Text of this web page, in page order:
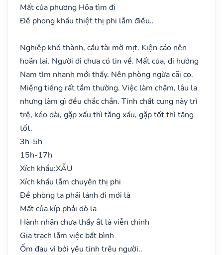
Mất của phương Hỏa tìm đi
Đề phong khẩu thiệt thị phi lắm điều..
Nghiệp khó thành, cầu tài mờ mịt. Kiện cáo nên
hoãn lại. Người đi chưa có tin về. Mất của, đi hướng
Nam tìm nhanh mới thấy. Nên phòng ngừa cãi cọ.
Miệng tiếng rất tầm thường. Việc làm chậm, lâu la
nhưng làm gì đều chắc chắn. Tính chất cung này trì
trệ, kéo dài, gặp xấu thì tăng xấu, gặp tốt thì tăng
tốt.
3h-5h
15h-17h
Xích khẩu:XẤU
Xích khẩu lắm chuyên thị phi
Đề phòng ta phải lánh đi mới là
Mất của kíp phải dò la
Hành nhân chưa thấy ắt là viễn chinh
Gia trạch lắm việc bất bình
Ốm đau vì bởi yêu tinh trêu người..